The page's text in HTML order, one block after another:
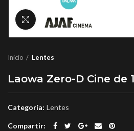
Click to enlarge
Inicio Lentes
Laowa Zero-D Cine de
Categoría: Lentes
Compartir